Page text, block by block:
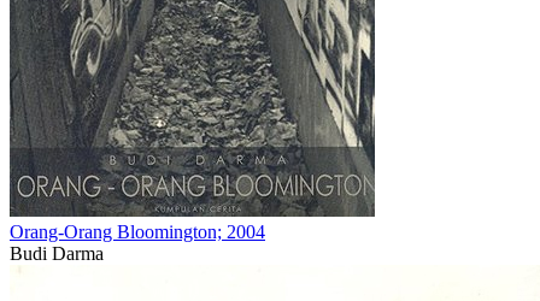
Orang-Orang Bloomington; 2004
Budi Darma